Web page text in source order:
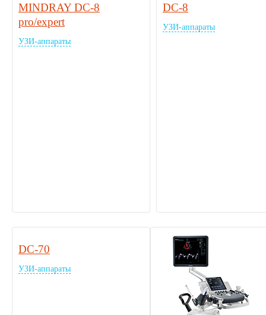
MINDRAY DC-8
pro/expert
УЗИ-аппараты
DC-8
УЗИ-аппараты
DC-70
УЗИ-аппараты